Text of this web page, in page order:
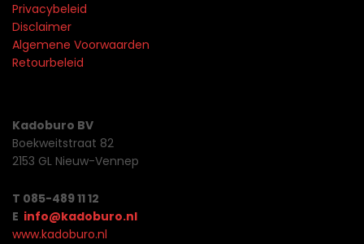
Privacybeleid
Disclaimer
Algemene Voorwaarden
Retourbeleid
Kadoburo BV
Boekweitstraat 82
2153 GL Nieuw-Vennep
T 085-489 11 12
E info@kadoburo.nl
www.kadoburo.nl